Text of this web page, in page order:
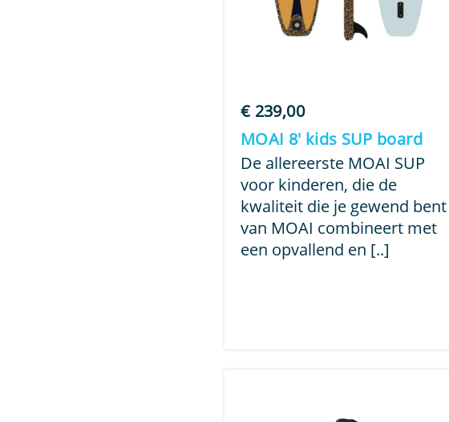
€239,00
MOAI 8′ kids SUP board
De allereerste MOAI SUP
voor kinderen, die de
kwaliteit die je gewend bent
van MOAI combineert met
een opvallend en [..]